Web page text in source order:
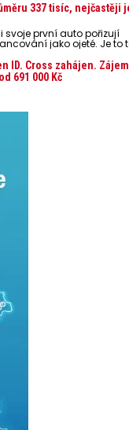
337 tisíc, nejčastěji
svoje první auto pořizují
jako ojeté. Je to
financovaná
Leasingu České
ID. Cross zahájen.
691 000 Kč